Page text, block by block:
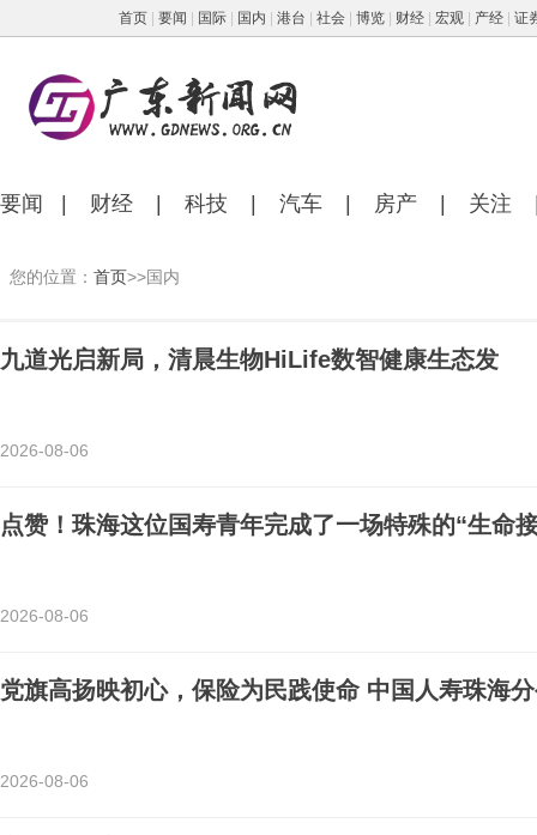
首页| 要闻 国际| 国内 港台 社会| 博览| 财经| 宏观| 产经| 证
要闻 财经 科技 汽车 房产 关注
您的位置： 首页>>国内
九道光启新局，清晨生物HiLife数智健康生态发
2026-08-06
点赞！珠海这位国寿青年完成了一场特殊的“生命
2026-08-06
党旗高扬映初心，保险为民践使命 中国人寿珠海
2026-08-06